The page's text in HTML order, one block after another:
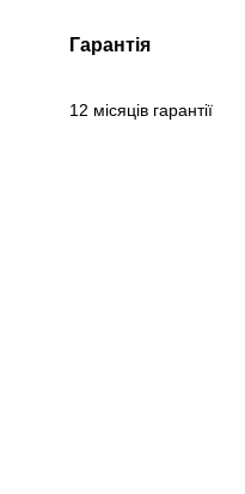
Гарантія
12 місяців гарантії